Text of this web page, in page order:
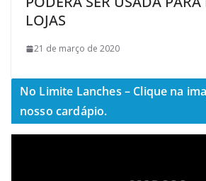
LOJAS
21 de março de 2020
No Limite Lanches – Clique na
nosso cardápio.